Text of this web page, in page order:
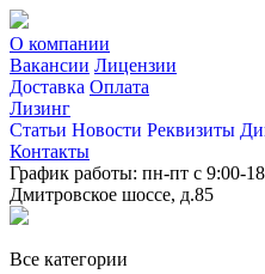
О компании
Вакансии Лицензии
Доставка Оплата
Лизинг
Статьи Новости Реквизиты
Контакты
График работы: пн-пт с 9:00-
Дмитровское шоссе, д.85
Все категории